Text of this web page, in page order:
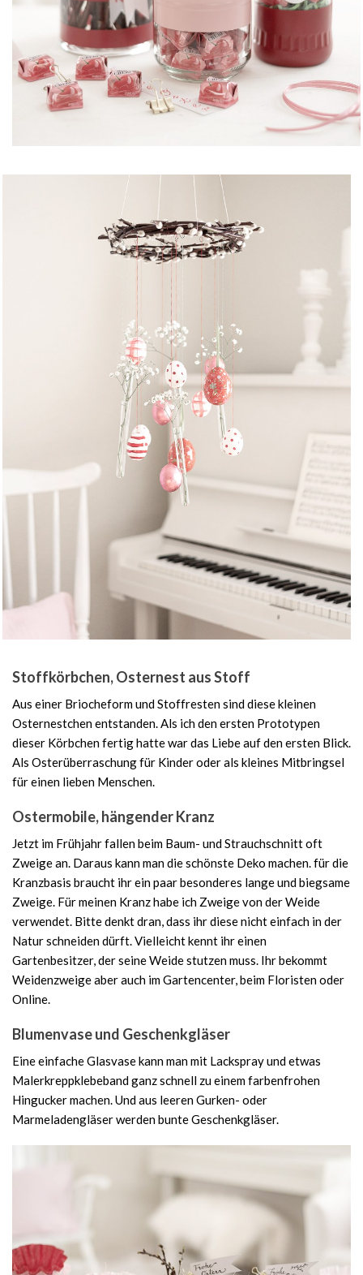
Stoffkörbchen, Osternest aus Stoff
Aus einer Briocheform und Stoffresten sind diese kleinen
Osternestchen entstanden. Als ich den ersten Prototypen
dieser Körbchen fertig hatte war das Liebe auf den ersten Blick.
Als Osterüberraschung für Kinder oder als kleines Mitbringsel
für einen lieben Menschen.
Ostermobile, hängender Kranz
Jetzt im Frühjahr fallen beim Baum- und Strauchschnitt oft
Zweige an. Daraus kann man die schönste Deko machen. für die
Kranzbasis braucht ihr ein paar besonderes lange und biegsame
Zweige. Für meinen Kranz habe ich Zweige von der Weide
verwendet. Bitte denkt dran, dass ihr diese nicht einfach in der
Natur schneiden dürft. Vielleicht kennt ihr einen
Gartenbesitzer, der seine Weide stutzen muss. Ihr bekommt
Weidenzweige aber auch im Gartencenter, beim Floristen oder
Online.
Blumenvase und Geschenkgläser
Eine einfache Glasvase kann man mit Lackspray und etwas
Malerkreppklebeband ganz schnell zu einem farbenfrohen
Hingucker machen. Und aus leeren Gurken- oder
Marmeladengläser werden bunte Geschenkgläser.